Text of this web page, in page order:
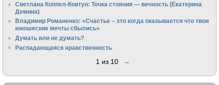
Светлана Коппел-Ковтун: Точка стояния — вечность (Екатерина
Демина)
Владимир Романенко: «Счастье – это когда оказывается что твои
юношеские мечты сбылись»
Думать или не думать?
Распадающаяся нравственность
1 из 10 →